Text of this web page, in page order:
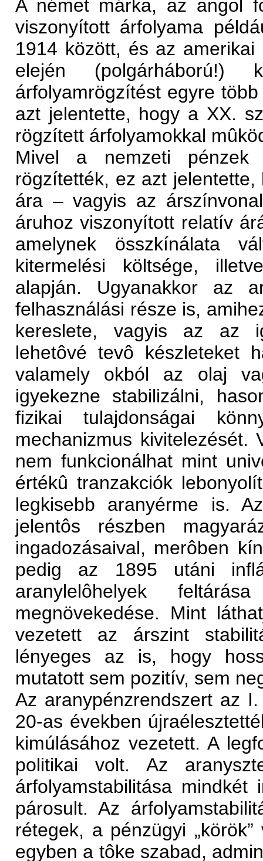
A német márka, az angol
viszonyított árfolyama
1914 között, és az
elején (polgárháború!)
árfolyamrögzítést egyre
azt jelentette, hogy a XX.
rögzített árfolyamokkal
Mivel a nemzeti
rögzítették, ez azt
ára – vagyis az
áruhoz viszonyított relatív
amelynek összkínálata
kitermelési költsége,
alapján. Ugyanakkor az
felhasználási része is,
kereslete, vagyis az az
lehetôvé tevô készleteket
valamely okból az olaj
igyekezne stabilizálni,
fizikai tulajdonságai
mechanizmus kivitelezését.
nem funkcionálhat mint
értékû tranzakciók
legkisebb aranyérme is.
jelentôs részben
ingadozásaival, merôben
pedig az 1895 utáni
aranylelôhelyek
megnövekedése. Mint
vezetett az árszint
lényeges az is, hogy
mutatott sem pozitív, sem
Az aranypénzrendszert az
20-as években
kimúlásához vezetett. A
politikai volt. Az
árfolyamstabilitása mindkét
párosult. Az
rétegek, a pénzügyi
egyben a tôke szabad,